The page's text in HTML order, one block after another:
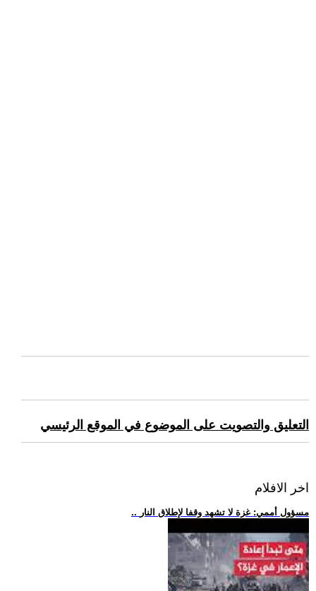
التعليق والتصويت على الموضوع في الموقع الرئيسي
اخر الافلام
.. مسؤول أممي: غزة لا تشهد وقفا لإطلاق النار